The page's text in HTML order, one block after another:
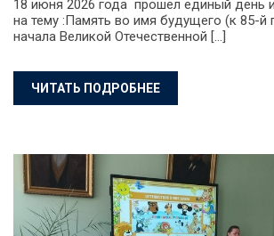
18 июня 2026 года прошёл единый день
на тему :Память во имя будущего (к 85-й
начала Великой Отечественной […]
ЧИТАТЬ ПОДРОБНЕЕ